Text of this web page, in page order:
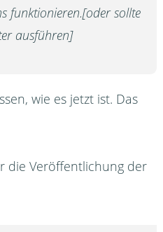
funktionieren.[oder sollte
ausführen]
wie es jetzt ist. Das
die Veröffentlichung der